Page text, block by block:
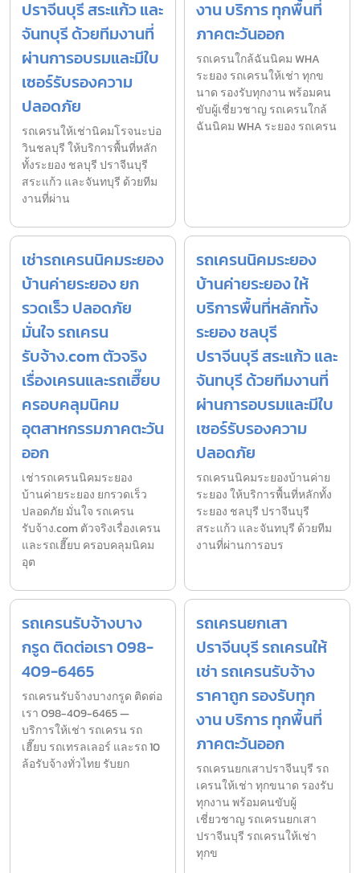
ปราจีนบุรี สระแก้ว และ
จันทบุรี ด้วยทีมงานที่
ผ่านการอบรมและมีใบ
เซอร์รับรองความ
ปลอดภัย
รถเครนให้เช่านิคมโรจนะบ่อ
วินชลบุรี ให้บริการพื้นที่หลัก
ทั้งระยอง ชลบุรี ปราจีนบุรี
สระแก้ว และจันทบุรี ด้วยทีม
งานที่ผ่าน
งาน บริการ ทุกพื้นที่
ภาคตะวันออก
รถเครนใกล้ฉันนิคม WHA
ระยอง รถเครนให้เช่า ทุกข
นาด รองรับทุกงาน พร้อมคน
ขับผู้เชี่ยวชาญ รถเครนใกล้
ฉันนิคม WHA ระยอง รถเครน
เช่ารถเครนนิคมระยอง
บ้านค่ายระยอง ยก
รวดเร็ว ปลอดภัย
มั่นใจ รถเครน
รับจ้าง.com ตัวจริง
เรื่องเครนและรถเฮี๊ยบ
ครอบคลุมนิคม
อุตสาหกรรมภาคตะวัน
ออก
เช่ารถเครนนิคมระยอง
บ้านค่ายระยอง ยกรวดเร็ว
ปลอดภัย มั่นใจ รถเครน
รับจ้าง.com ตัวจริงเรื่องเครน
และรถเฮี๊ยบ ครอบคลุมนิคม
อุต
รถเครนนิคมระยอง
บ้านค่ายระยอง ให้
บริการพื้นที่หลักทั้ง
ระยอง ชลบุรี
ปราจีนบุรี สระแก้ว และ
จันทบุรี ด้วยทีมงานที่
ผ่านการอบรมและมีใบ
เซอร์รับรองความ
ปลอดภัย
รถเครนนิคมระยองบ้านค่าย
ระยอง ให้บริการพื้นที่หลักทั้ง
ระยอง ชลบุรี ปราจีนบุรี
สระแก้ว และจันทบุรี ด้วยทีม
งานที่ผ่านการอบร
รถเครนรับจ้างบาง
กรูด ติดต่อเรา 098-
409-6465
รถเครนรับจ้างบางกรูด ติดต่อ
เรา 098-409-6465 —
บริการให้เช่า รถเครน รถ
เฮี๊ยบ รถเทรลเลอร์ และรถ 10
ล้อรับจ้างทั่วไทย รับยก
รถเครนยกเสา
ปราจีนบุรี รถเครนให้
เช่า รถเครนรับจ้าง
ราคาถูก รองรับทุก
งาน บริการ ทุกพื้นที่
ภาคตะวันออก
รถเครนยกเสาปราจีนบุรี รถ
เครนให้เช่า ทุกขนาด รองรับ
ทุกงาน พร้อมคนขับผู้
เชี่ยวชาญ รถเครนยกเสา
ปราจีนบุรี รถเครนให้เช่า
ทุกข